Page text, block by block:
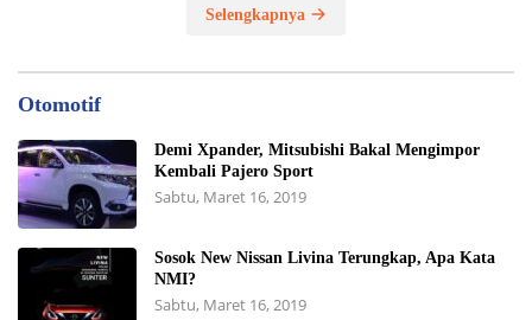
Selengkapnya
Otomotif
Demi Xpander, Mitsubishi Bakal Mengimpor
Kembali Pajero Sport
Sabtu, Maret 16, 2019
Sosok New Nissan Livina Terungkap, Apa Kata
NMI?
Sabtu, Maret 16, 2019